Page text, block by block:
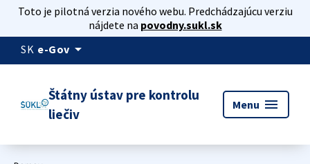
Toto je pilotná verzia nového webu. Predchádzajúcu verziu
nájdete na povodny.sukl.sk
SK e-Gov arrow_drop_down
Štátny ústav pre kontrolu
liečiv
Menu menu